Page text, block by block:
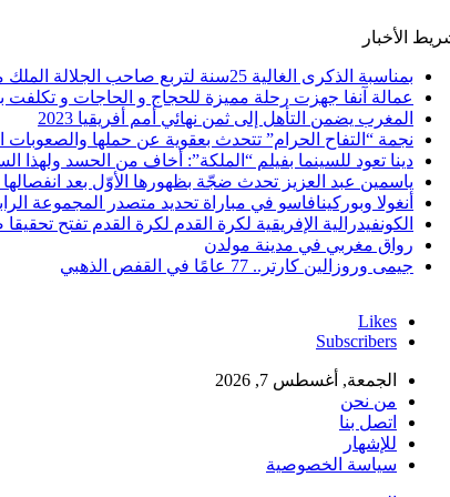
الأخبار
بمناسبة الذكرى الغالية 25سنة لتربع صاحب الجلالة الملك محمد السادس نصره الله على عرش اسلافه المنعمين ؛اقدم هذه القصيدة بعنوان: Mon fidèle Roi Mohammed vI
عمالة آنفا جهزت رحلة مميزة للحجاج و الحاجات و تكلفت
المغرب يضمن التأهل إلى ثمن نهائي أمم أفريقيا 2023
نجمة “التفاح الحرام” تتحدث بعقوية عن حملها والصعوبات
دينا تعود للسينما بفيلم “الملكة”: أخاف من الحسد ولهذا
ياسمين عبد العزيز تحدث ضجّة بظهورها الأوّل بعد
أنغولا وبوركينافاسو في مباراة تحديد متصدر المجموعة
الكونفيدرالية الإفريقية لكرة القدم لكرة القدم تفتح
رواق مغربي في مدينة مولدن
جيمى وروزالين كارتر.. 77 عامًا في القفص الذهبي
Likes
Subscribers
الجمعة, أغسطس 7, 2026
من نحن
اتصل بنا
للإشهار
سياسة الخصوصية